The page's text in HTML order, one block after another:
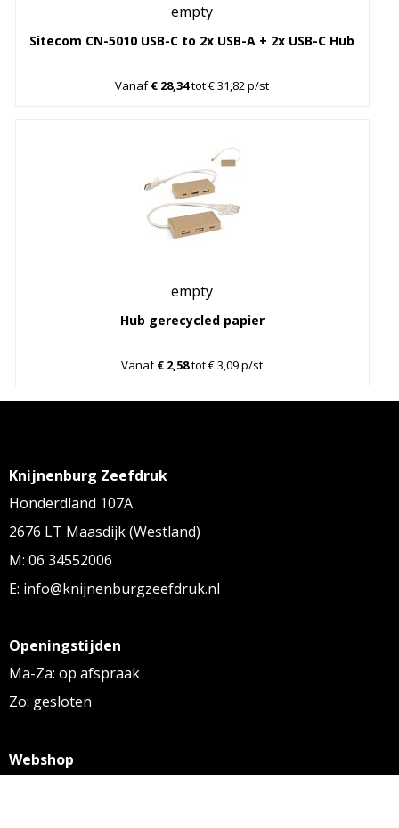
empty
Sitecom CN-5010 USB-C to 2x USB-A + 2x USB-C Hub
Vanaf€ 28,34tot € 31,82 p/st
empty
Hub gerecycled papier
Vanaf€ 2,58tot € 3,09 p/st
Knijnenburg Zeefdruk
Honderdland 107A
2676 LT Maasdijk (Westland)
M: 06 34552006
E: info@knijnenburgzeefdruk.nl
Openingstijden
Ma-Za: op afspraak
Zo: gesloten
Webshop